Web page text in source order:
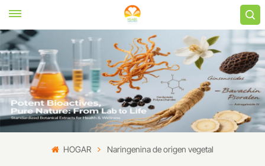
HOGAR Naringenina de origen vegetal